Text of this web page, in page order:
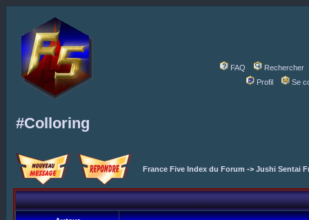
FAQ
Rechercher
Profil
Se
#Colloring
France Five Index du Forum -> Jushi Sentai